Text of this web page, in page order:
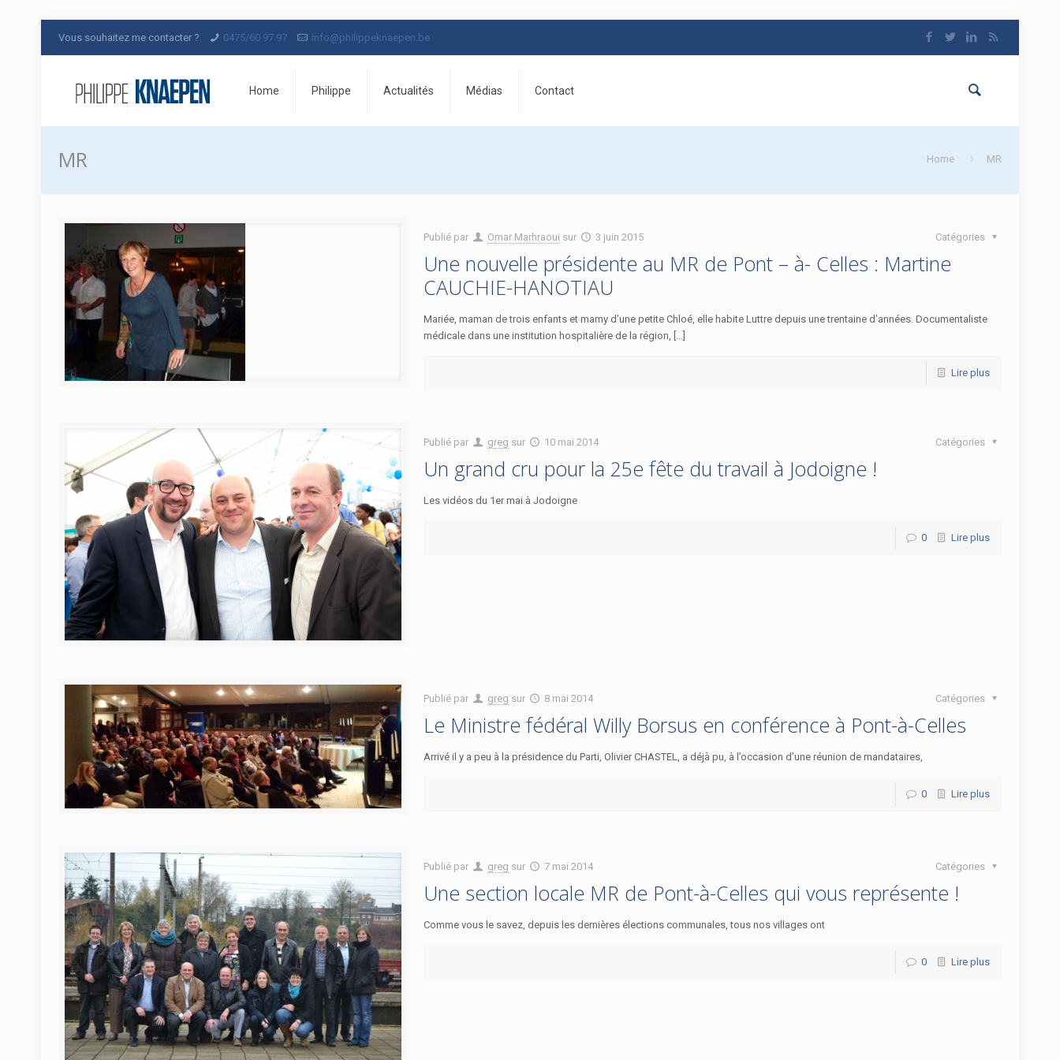
Vous souhaitez me contacter ? 0475/60 97 97 info@philippeknaepen.be
Home Philippe Actualités Médias Contact
MR Home MR
Publié par Omar Marhraoui sur 3 juin 2015 Catégories
Une nouvelle présidente au MR de Pont – à- Celles : Martine
CAUCHIE-HANOTIAU
Mariée, maman de trois enfants et mamy d’une petite Chloé, elle habite Luttre depuis une trentaine d’années. Documentaliste
médicale dans une institution hospitalière de la région, […]
Lire plus
Publié par greg sur 10 mai 2014 Catégories
Un grand cru pour la 25e fête du travail à Jodoigne !
Les vidéos du 1er mai à Jodoigne
0 Lire plus
Publié par greg sur 8 mai 2014 Catégories
Le Ministre fédéral Willy Borsus en conférence à Pont-à-Celles
Arrivé il y a peu à la présidence du Parti, Olivier CHASTEL, a déjà pu, à l’occasion d’une réunion de mandataires,
0 Lire plus
Publié par greg sur 7 mai 2014 Catégories
Une section locale MR de Pont-à-Celles qui vous représente !
Comme vous le savez, depuis les dernières élections communales, tous nos villages ont
0 Lire plus